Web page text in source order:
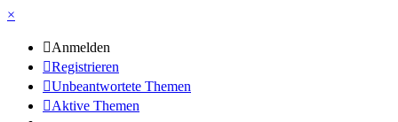
×
Anmelden
Registrieren
Unbeantwortete Themen
Aktive Themen